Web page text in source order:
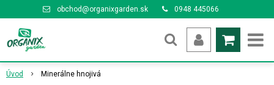
obchod@organixgarden.sk 0948 445066
Úvod Minerálne hnojivá